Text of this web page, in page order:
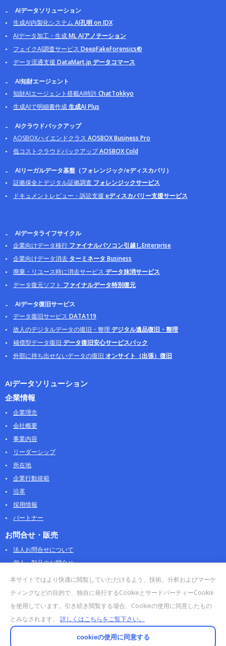
AIデータソリューション
生成AI内製化システム AI孔明 on IDX
AIデータ加工・生成ML AIアノテーション
フェイクAI調査サービス DeepFakeForensics®
データ流通支援DataMart.jp データコマース
AI知財エージェント
知財AIエージェント搭載AI特許ChatTokkyo
生成AIで明細書作成生成AI Plus
AIクラウドバックアップ
AOSBOXハイエンドクラス AOSBOX Business Pro
低コストクラウドバックアップAOSBOX Cold
AIリーガルデータ基盤（フォレンジック/eディスカバリ）
証拠保全とデジタル証拠調査 フォレンジックサービス
ドキュメントレビュー・訴訟支援eディスカバリー支援サービス
AIデータライフサイクル
企業向けデータ移行 ファイナルパソコン引越しEnterprise
企業向けデータ消去 ターミネータ Business
廃棄・リユース時に消去サービス データ抹消サービス
データ復元ソフト ファイナルデータ特別復元
AIデータ復旧サービス
データ復旧サービス DATA119
故人のデジタルデータの復旧・整理デジタル遺品復旧・整理
補償型データ復旧 データ復旧安心サービスパック
外部に持ち出せないデータの復旧 オンサイト（出張）復旧
AIデータソリューション
企業情報
企業理念
会社概要
事業内容
リーダーシップ
所在地
企業行動規範
沿革
採用情報
パートナー
お問合せ・販売
法人お問合せについて
個人・製品のお問合せ
AOSストア
クラウドデータカンパニー 法人向けガイド
販売終了・サポート終了製品
本サイトではより快適に閲覧していただけるよう、技術、分析およびマーケ
ティングなどの目的で、独自に発行するCookieとサードパーティーCookie
を使用しています。引き続き閲覧する場合、Cookieの使用に同意したもの
とみなされます。 詳しくはこちらをご覧下さい。
cookieの使用に同意する